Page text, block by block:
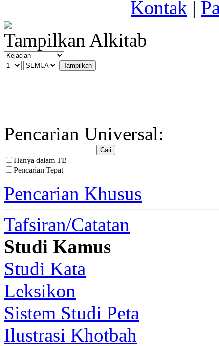
Kontak |
Tampilkan Alkitab
Pencarian Universal:
Hanya dalam TB
Pencarian Tepat
Pencarian Khusus
Tafsiran/Catatan
Studi Kamus
Studi Kata
Leksikon
Sistem Studi Peta
Ilustrasi Khotbah